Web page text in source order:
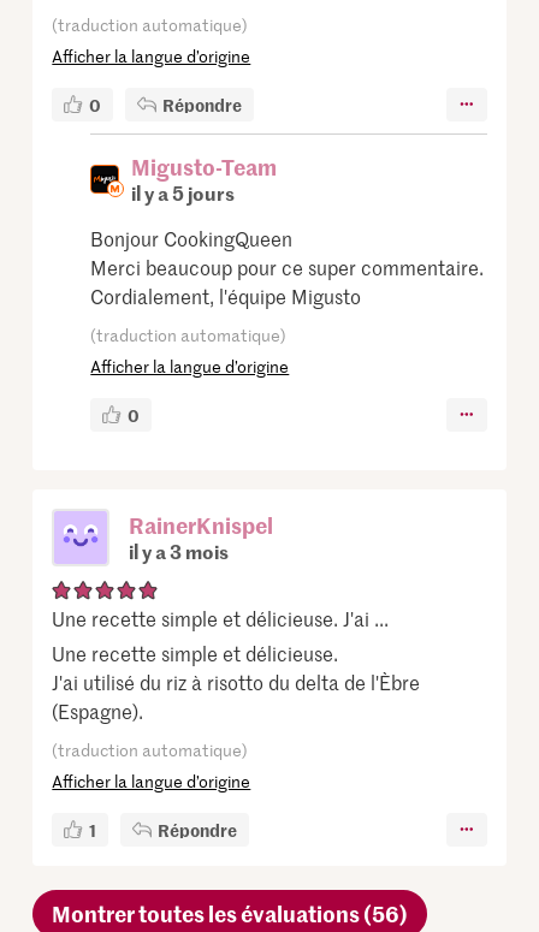
(traduction automatique)
Afficher la langue d’origine
0 Répondre
Migusto-Team
il y a 5 jours
Bonjour CookingQueen
Merci beaucoup pour ce super commentaire.
Cordialement, l'équipe Migusto
(traduction automatique)
Afficher la langue d’origine
0
RainerKnispel
il y a 3 mois
Une recette simple et délicieuse. J'ai ...
Une recette simple et délicieuse.
J'ai utilisé du riz à risotto du delta de l'Èbre
(Espagne).
(traduction automatique)
Afficher la langue d’origine
1 Répondre
Montrer toutes les évaluations (56)